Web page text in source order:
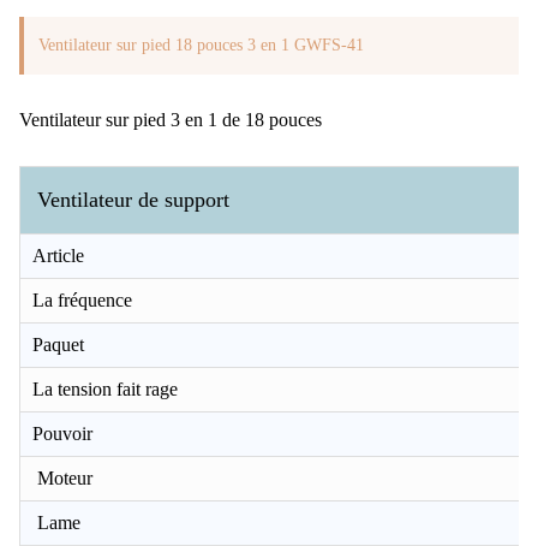
Ventilateur sur pied 18 pouces 3 en 1 GWFS-41
Ventilateur sur pied 3 en 1 de 18 pouces
Ventilateur de support
Article
La fréquence
Paquet
La tension fait rage
Pouvoir
Moteur
Lame